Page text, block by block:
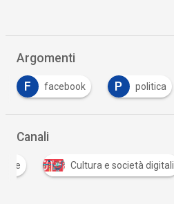
Argomenti
facebook P politica T
Canali
Cultura e società digitali